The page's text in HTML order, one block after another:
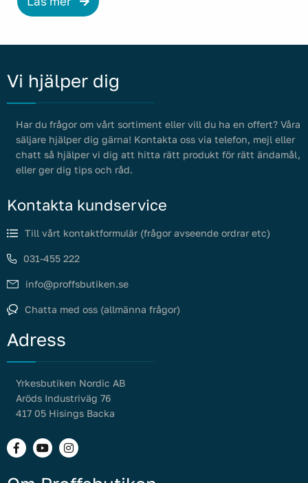
Vi hjälper dig
Har du frågor om vårt sortiment eller vill du ha en offert? Våra
säljare hjälper dig gärna! Kontakta oss via telefon, mejl eller
chatt så hjälper vi dig att hitta rätt produkt för rätt ändamål,
eller ger dig tips och råd.
Kontakta kundservice
Till vårt kontaktformulär (frågor avseende ordrar etc)
031-455 222
info@proffsbutiken.se
Chatta med oss (allmänna frågor)
Adress
Yrkesbutiken Nordic AB
Aröds Industriväg 76
417 05 Hisings Backa